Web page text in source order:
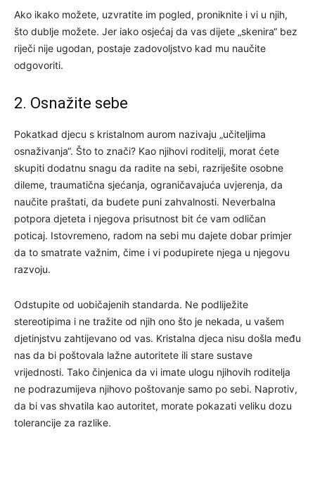
Ako ikako možete, uzvratite im pogled, proniknite i vi u njih,
što dublje možete. Jer iako osjećaj da vas dijete „skenira“ bez
riječi nije ugodan, postaje zadovoljstvo kad mu naučite
odgovoriti.
2. Osnažite sebe
Pokatkad djecu s kristalnom aurom nazivaju „učiteljima
osnaživanja“. Što to znači? Kao njihovi roditelji, morat ćete
skupiti dodatnu snagu da radite na sebi, razriješite osobne
dileme, traumatična sjećanja, ograničavajuća uvjerenja, da
naučite praštati, da budete puni zahvalnosti. Neverbalna
potpora djeteta i njegova prisutnost bit će vam odličan
poticaj. Istovremeno, radom na sebi mu dajete dobar primjer
da to smatrate važnim, čime i vi podupirete njega u njegovu
razvoju.
Odstupite od uobičajenih standarda. Ne podliježite
stereotipima i ne tražite od njih ono što je nekada, u vašem
djetinjstvu zahtijevano od vas. Kristalna djeca nisu došla među
nas da bi poštovala lažne autoritete ili stare sustave
vrijednosti. Tako činjenica da vi imate ulogu njihovih roditelja
ne podrazumijeva njihovo poštovanje samo po sebi. Naprotiv,
da bi vas shvatila kao autoritet, morate pokazati veliku dozu
tolerancije za razlike.